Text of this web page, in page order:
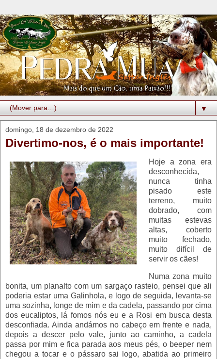
▼
domingo, 18 de dezembro de 2022
Divertimo-nos, é o mais importante!
Hoje a zona era
desconhecida,
nunca tinha
pisado este
terreno, muito
dobrado, com
muitas estevas
altas, coberto
muito fechado,
muito difícil de
servir os cães!
Numa zona muito
bonita, um planalto com um sargaço rasteio, pensei que ali
poderia estar uma Galinhola, e logo de seguida, levanta-se
uma sozinha, longe de mim e da cadela, passando por cima
dos eucaliptos, lá fomos nós eu e a Rosi em busca desta
desconfiada. Ainda andámos no cabeço em frente e nada,
depois a descer pelo vale, junto ao caminho, a cadela
passa por mim e fica parada aos meus pés, o beeper nem
chegou a tocar e o pássaro sai logo, abatida ao primeiro